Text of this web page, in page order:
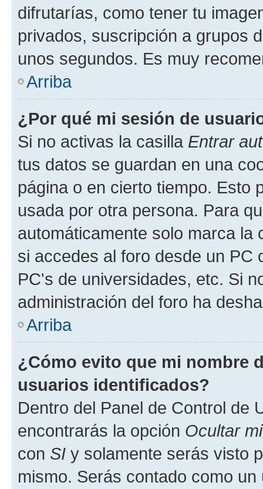
difrutarías, como tener tu
privados, suscripción a grupos
unos segundos. Es muy
Arriba
¿Por qué mi sesión de
Si no activas la casilla Entrar
tus datos se guardan en una
página o en cierto tiempo. Esto
usada por otra persona. Para
automáticamente solo marca la
si accedes al foro desde un PC
PC's de universidades, etc. Si
administración del foro ha
Arriba
¿Cómo evito que mi nombre
usuarios identificados?
Dentro del Panel de Control de
encontrarás la opción Ocultar
con SI y solamente serás visto
mismo. Serás contado como un